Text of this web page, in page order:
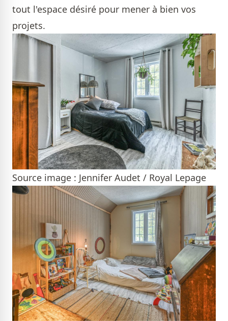
tout l'espace désiré pour mener à bien vos
projets.
Source image : Jennifer Audet / Royal Lepage